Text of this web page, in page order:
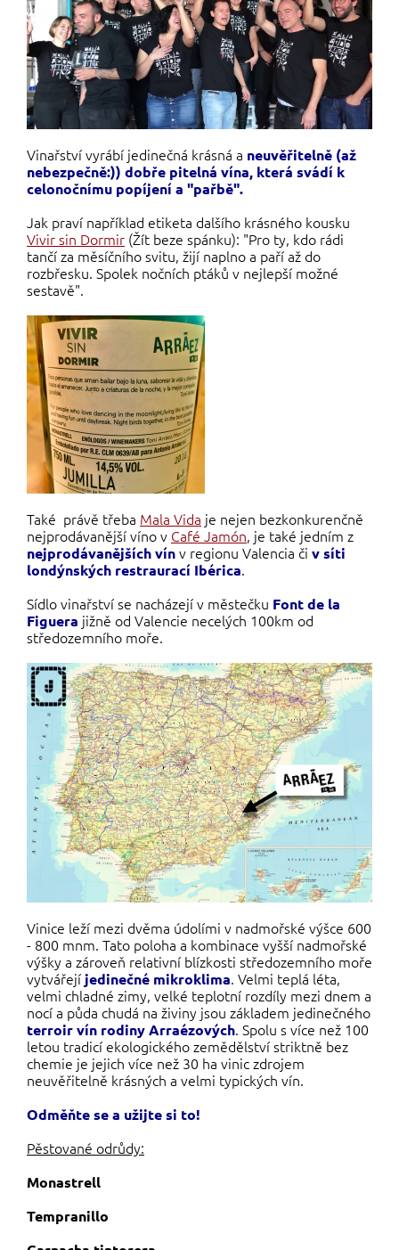
Vinařství vyrábí jedinečná krásná a neuvěřitelně (až
nebezpečně:)) dobře pitelná vína, která svádí k
celonočnímu popíjení a "pařbě".
Jak praví například etiketa dalšího krásného kousku
Vivir sin Dormir (Žít beze spánku): "Pro ty, kdo rádi
tančí za měsíčního svitu, žijí naplno a paří až do
rozbřesku. Spolek nočních ptáků v nejlepší možné
sestavě".
Také právě třeba Mala Vida je nejen bezkonkurenčně
nejprodávanější víno v Café Jamón, je také jedním z
nejprodávanějších vínv regionu Valencia či v síti
londýnských restraurací Ibérica.
Sídlo vinařství se nacházejí v městečku Font de la
Figuera jižně od Valencie necelých 100km od
středozemního moře.
Vinice leží mezi dvěma údolími v nadmořské výšce 600
- 800 mnm. Tato poloha a kombinace vyšší nadmořské
výšky a zároveň relativní blízkosti středozemního moře
vytvářejí jedinečné mikroklima. Velmi teplá léta,
velmi chladné zimy, velké teplotní rozdíly mezi dnem a
nocí a půda chudá na živiny jsou základem jedinečného
terroir vín rodiny Arraézových. Spolu s více než 100
letou tradicí ekologického zemědělství striktně bez
chemie je jejich více než 30 ha vinic zdrojem
neuvěřitelně krásných a velmi typických vín.
Odměňte se a užijte si to!
Pěstované odrůdy:
Monastrell
Tempranillo